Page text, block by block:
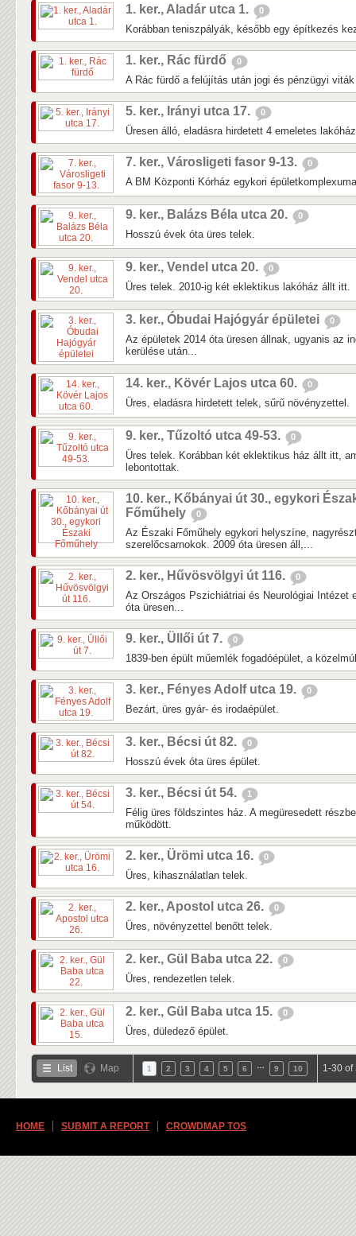
1. ker., Aladár utca 1. 0
Korábban teniszpályák, később egy építkezés
1. ker., Rác fürdő 0
A Rác fürdő a felújítás után jogi és pénzügyi
5. ker., Irányi utca 17. 0
Üresen álló, eladásra hirdetett 4 emeletes
7. ker., Városligeti fasor 9-13. 0
A BM Központi Kórház egykori
9. ker., Balázs Béla utca 20. 0
Hosszú évek óta üres telek.
9. ker., Vendel utca 20. 0
Üres telek. 2010-ig két eklektikus lakóház állt itt.
3. ker., Óbudai Hajógyár épületei 0
Az épületek 2014 óta üresen állnak, ugyanis az
kerülése után...
14. ker., Kövér Lajos utca 60. 0
Üres, eladásra hirdetett telek, sűrű növényzettel.
9. ker., Tűzoltó utca 49-53. 0
Üres telek. Korábban két eklektikus ház állt itt,
lebontottak.
10. ker., Kőbányai út 30., egykori
Főműhely
0
Az Északi Főműhely egykori helyszíne,
szerelőcsarnokok. 2009 óta üresen áll,...
2. ker., Hűvösvölgyi út 116. 0
Az Országos Pszichiátriai és Neurológiai Intézet
óta üresen...
9. ker., Üllői út 7. 0
1839-ben épült műemlék fogadóépület, a
3. ker., Fényes Adolf utca 19. 0
Bezárt, üres gyár- és irodaépület.
3. ker., Bécsi út 82. 0
Hosszú évek óta üres épület.
3. ker., Bécsi út 54. 1
Félig üres földszintes ház. A megüresedett
működött.
2. ker., Ürömi utca 16. 0
Üres, kihasználatlan telek.
2. ker., Apostol utca 26. 0
Üres, növényzettel benőtt telek.
2. ker., Gül Baba utca 22. 0
Üres, rendezetlen telek.
2. ker., Gül Baba utca 15. 0
Üres, düledező épület.
List Map 1 2 3 4 5 6 9 10 1-30 of
HOME SUBMIT A REPORT CROWDMAP TOS